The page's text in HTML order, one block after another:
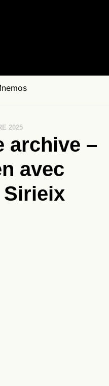
2025
archive –
avec
Sirieix